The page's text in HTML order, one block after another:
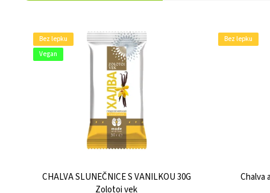
Bez lepku
Vegan
CHALVA SLUNEČNICE S VANILKOU 30G
Zolotoi vek
Bez lepku
Chalva